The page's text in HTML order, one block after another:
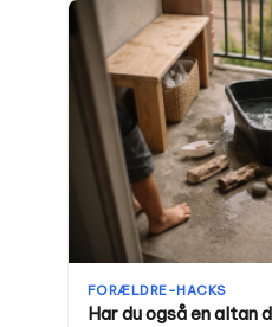
FORÆLDRE-HACKS
Har du også en altan